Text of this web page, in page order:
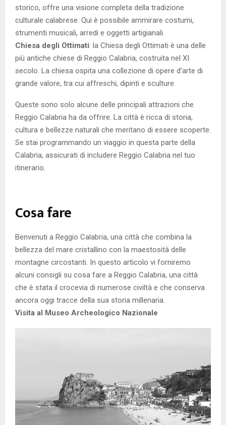
storico, offre una visione completa della tradizione
culturale calabrese. Qui è possibile ammirare costumi,
strumenti musicali, arredi e oggetti artigianali.
Chiesa degli Ottimati: la Chiesa degli Ottimati è una delle
più antiche chiese di Reggio Calabria, costruita nel XI
secolo. La chiesa ospita una collezione di opere d’arte di
grande valore, tra cui affreschi, dipinti e sculture.
Queste sono solo alcune delle principali attrazioni che
Reggio Calabria ha da offrire. La città è ricca di storia,
cultura e bellezze naturali che meritano di essere scoperte.
Se stai programmando un viaggio in questa parte della
Calabria, assicurati di includere Reggio Calabria nel tuo
itinerario.
Cosa fare
Benvenuti a Reggio Calabria, una città che combina la
bellezza del mare cristallino con la maestosità delle
montagne circostanti. In questo articolo vi forniremo
alcuni consigli su cosa fare a Reggio Calabria, una città
che è stata il crocevia di numerose civiltà e che conserva
ancora oggi tracce della sua storia millenaria.
Visita al Museo Archeologico Nazionale